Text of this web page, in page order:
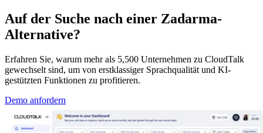
Auf der Suche nach einer Zadarma-
Alternative?
Erfahren Sie, warum mehr als 5,500 Unternehmen zu CloudTalk
gewechselt sind, um von erstklassiger Sprachqualität und KI-
gestützten Funktionen zu profitieren.
Demo anfordern